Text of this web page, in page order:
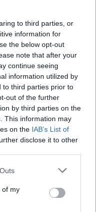
to third parties, or
information for
the below opt-out
note that after your
continue seeing
information utilized by
to third parties prior to
out of the further
by third parties on the
This information may
on the IAB’s List of
disclose it to other
one or more Google
You may click to
its third-party tags to
of my
źródło w
się w Twoich wynikach
Udostępnij